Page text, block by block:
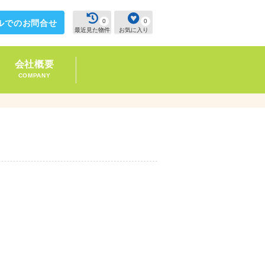
お気に入り
0
最近見た物件
0
でのお問合せ
会社概要
COMPANY